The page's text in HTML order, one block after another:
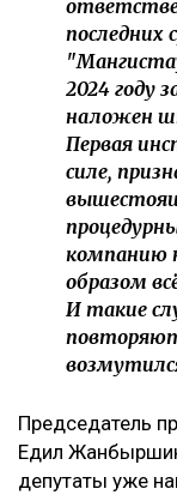
последних
2024 году
наложен
Первая
силе,
компанию
образом
И такие
Председатель
Едил Жанбыршин
депутаты уже